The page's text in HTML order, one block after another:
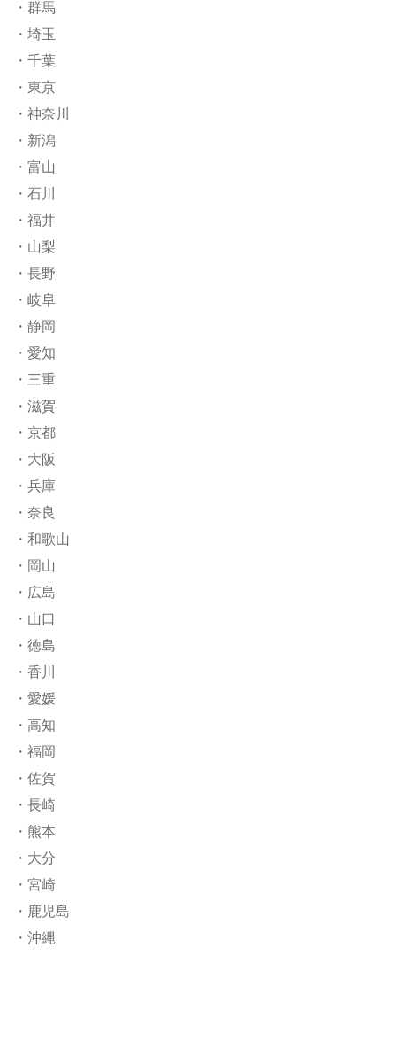
・群馬
・埼玉
・千葉
・東京
・神奈川
・新潟
・富山
・石川
・福井
・山梨
・長野
・岐阜
・静岡
・愛知
・三重
・滋賀
・京都
・大阪
・兵庫
・奈良
・和歌山
・岡山
・広島
・山口
・徳島
・香川
・愛媛
・高知
・福岡
・佐賀
・長崎
・熊本
・大分
・宮崎
・鹿児島
・沖縄